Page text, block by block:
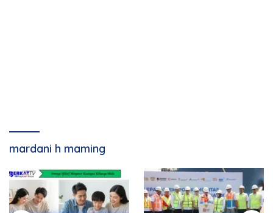
mardani h maming